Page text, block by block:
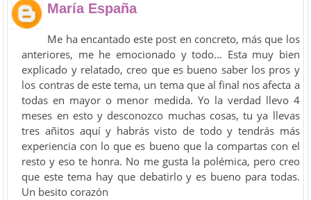
María España
Me ha encantado este post en concreto, más que los
anteriores, me he emocionado y todo... Esta muy bien
explicado y relatado, creo que es bueno saber los pros y
los contras de este tema, un tema que al final nos afecta a
todas en mayor o menor medida. Yo la verdad llevo 4
meses en esto y desconozco muchas cosas, tu ya llevas
tres añitos aquí y habrás visto de todo y tendrás más
experiencia con lo que es bueno que la compartas con el
resto y eso te honra. No me gusta la polémica, pero creo
que este tema hay que debatirlo y es bueno para todas.
Un besito corazón